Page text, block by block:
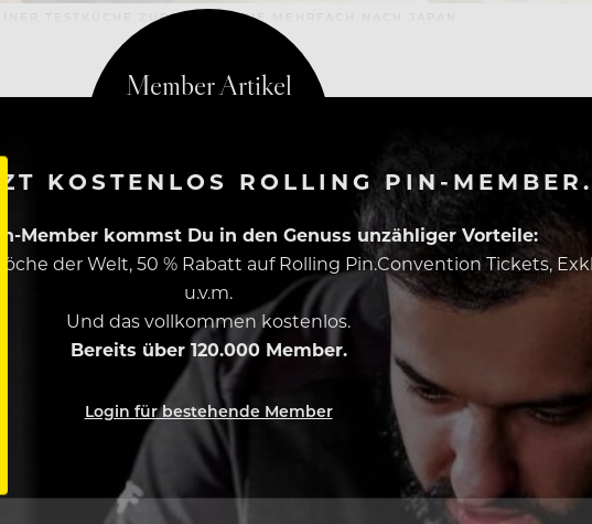
TESTKÜCHE ZUR RECHERCHE MEHRFACH NACH JAPAN.
KOSTENLOS ROLLING PIN-MEMBER.
Member kommst Du in den Genuss unzähliger Vorteile:
der Welt, 50 % Rabatt auf Rolling Pin.Convention Tickets,
u.v.m.
Und das vollkommen kostenlos.
Bereits über 120.000 Member.
Login für bestehende Member